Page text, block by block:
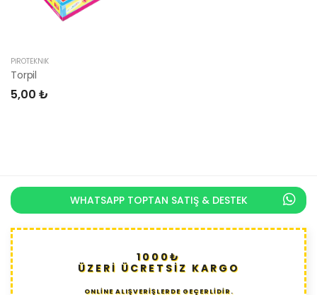
PIROTEKNIK
Torpil
5,00 ₺
WHATSAPP TOPTAN SATIŞ & DESTEK
1000₺
ÜZERİ ÜCRETSİZ KARGO
ONLİNE ALIŞVERİŞLERDE GEÇERLİDİR.